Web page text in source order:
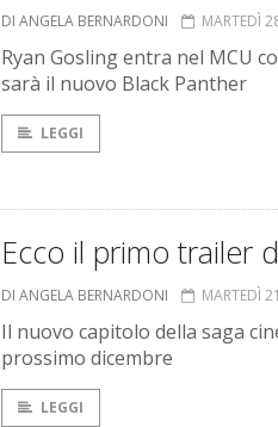
DI ANGELA BERNARDONI MARTEDÌ
Ryan Gosling entra nel MCU
sarà il nuovo Black Panther
LEGGI
Ecco il primo trailer
DI ANGELA BERNARDONI MARTEDÌ
Il nuovo capitolo della saga
prossimo dicembre
LEGGI